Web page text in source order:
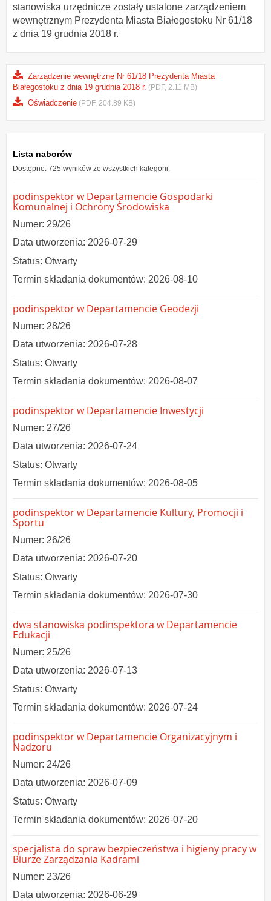
stanowiska urzędnicze zostały ustalone zarządzeniem
wewnętrznym Prezydenta Miasta Białegostoku Nr 61/18
z dnia 19 grudnia 2018 r.
Zarządzenie wewnętrzne Nr 61/18 Prezydenta Miasta
Białegostoku z dnia 19 grudnia 2018 r. (PDF, 2.11 MB)
Oświadczenie (PDF, 204.89 KB)
Lista naborów
Dostępne: 725 wyników ze wszystkich kategorii.
podinspektor w Departamencie Gospodarki
Komunalnej i Ochrony Środowiska
Numer: 29/26
Data utworzenia: 2026-07-29
Status: Otwarty
Termin składania dokumentów: 2026-08-10
podinspektor w Departamencie Geodezji
Numer: 28/26
Data utworzenia: 2026-07-28
Status: Otwarty
Termin składania dokumentów: 2026-08-07
podinspektor w Departamencie Inwestycji
Numer: 27/26
Data utworzenia: 2026-07-24
Status: Otwarty
Termin składania dokumentów: 2026-08-05
podinspektor w Departamencie Kultury, Promocji i
Sportu
Numer: 26/26
Data utworzenia: 2026-07-20
Status: Otwarty
Termin składania dokumentów: 2026-07-30
dwa stanowiska podinspektora w Departamencie
Edukacji
Numer: 25/26
Data utworzenia: 2026-07-13
Status: Otwarty
Termin składania dokumentów: 2026-07-24
podinspektor w Departamencie Organizacyjnym i
Nadzoru
Numer: 24/26
Data utworzenia: 2026-07-09
Status: Otwarty
Termin składania dokumentów: 2026-07-20
specjalista do spraw bezpieczeństwa i higieny pracy w
Biurze Zarządzania Kadrami
Numer: 23/26
Data utworzenia: 2026-06-29